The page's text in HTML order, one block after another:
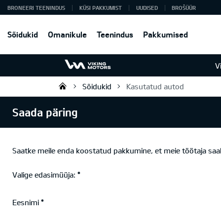
Sõidukid Omanikule Teenindus Pakkumised
BRONEERI TEENINDUS KÜSI PAKKUMIST UUDISED BROŠÜÜR
Viking Motors - Kia müük,
Sõidukid Kasutatud autod
Saada päring
Saatke meile enda koostatud pakkumine, et meie töötaja
Valige edasimüüja:
Eesnimi